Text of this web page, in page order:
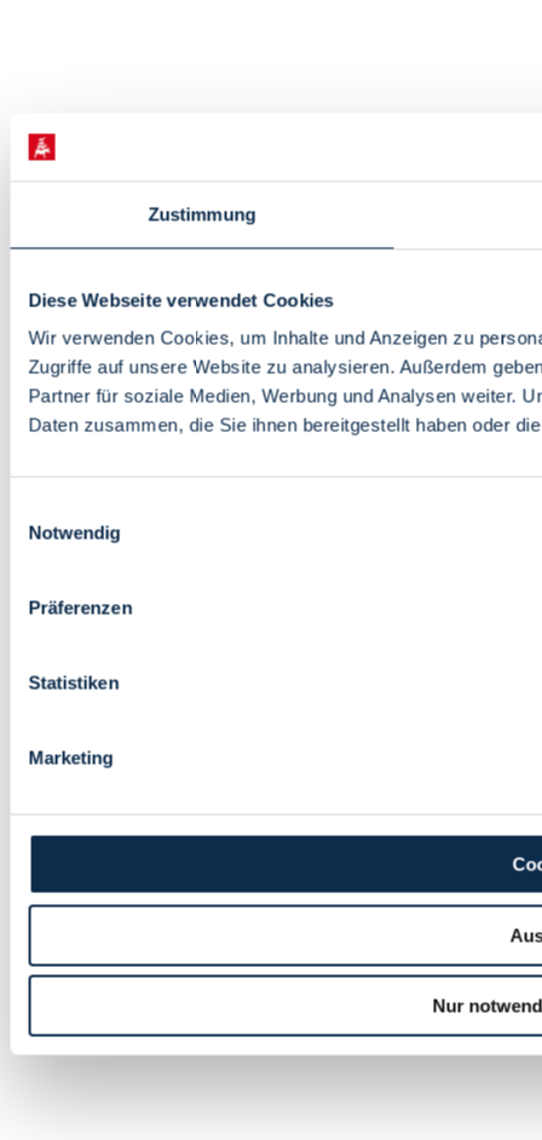
Zustimmung
Diese Webseite verwendet Cookies
Wir verwenden Cookies, um Inhalte und Anzeigen zu
Zugriffe auf unsere Website zu analysieren. Außerdem
Partner für soziale Medien, Werbung und Analysen weiter.
Daten zusammen, die Sie ihnen bereitgestellt haben oder
Notwendig
Präferenzen
Statistiken
Marketing
Nur